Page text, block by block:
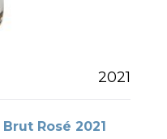
2021
Rosé 2021